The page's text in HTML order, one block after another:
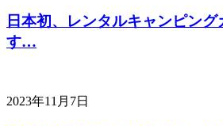
日本初、レンタルキャンピン
す…
2023年11月7日